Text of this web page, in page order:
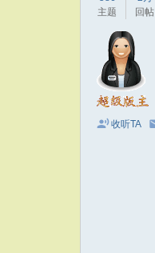
主题
回帖
收听TA